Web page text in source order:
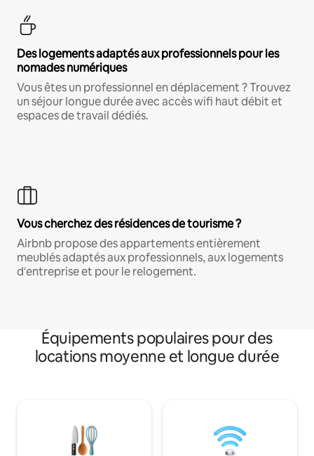
Des logements adaptés aux professionnels pour les
nomades numériques
Vous êtes un professionnel en déplacement ? Trouvez
un séjour longue durée avec accès wifi haut débit et
espaces de travail dédiés.
Vous cherchez des résidences de tourisme ?
Airbnb propose des appartements entièrement
meublés adaptés aux professionnels, aux logements
d'entreprise et pour le relogement.
Équipements populaires pour des
locations moyenne et longue durée